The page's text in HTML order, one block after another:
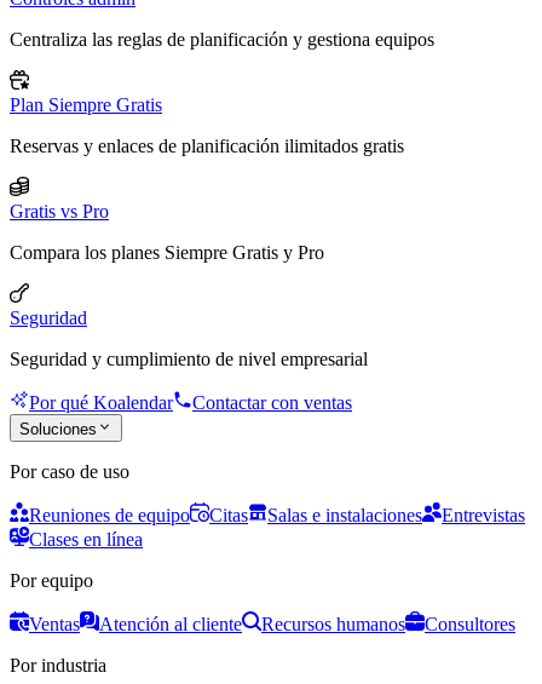
Centraliza las reglas de planificación y gestiona equipos
Plan Siempre Gratis
Reservas y enlaces de planificación ilimitados gratis
Gratis vs Pro
Compara los planes Siempre Gratis y Pro
Seguridad
Seguridad y cumplimiento de nivel empresarial
Por qué Koalendar Contactar con ventas
Soluciones
Por caso de uso
Reuniones de equipo Citas Salas e instalaciones
Entrevistas
Clases en línea
Por equipo
Ventas Atención al cliente Recursos humanos
Consultores
Por industria